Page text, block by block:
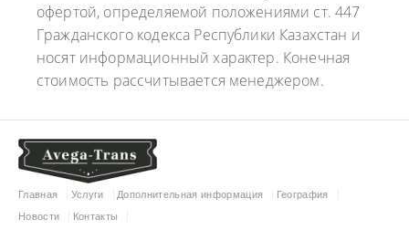
офертой, определяемой положениями ст. 447
Гражданского кодекса Республики Казахстан и
носят информационный характер. Конечная
стоимость рассчитывается менеджером.
Главная Услуги Дополнительная информация
География
Новости
Контакты